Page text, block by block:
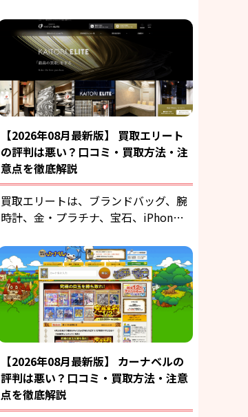
【2026年08月最新版】 買取エリート
の評判は悪い？口コミ・買取方法・注
意点を徹底解説
買取エリートは、ブランドバッグ、腕
時計、金・プラチナ、宝石、iPhon…
【2026年08月最新版】 カーナベルの
評判は悪い？口コミ・買取方法・注意
点を徹底解説